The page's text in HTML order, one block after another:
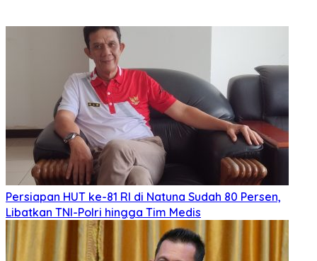
Persiapan HUT ke-81 RI di Natuna Sudah 80 Persen,
Libatkan TNI-Polri hingga Tim Medis